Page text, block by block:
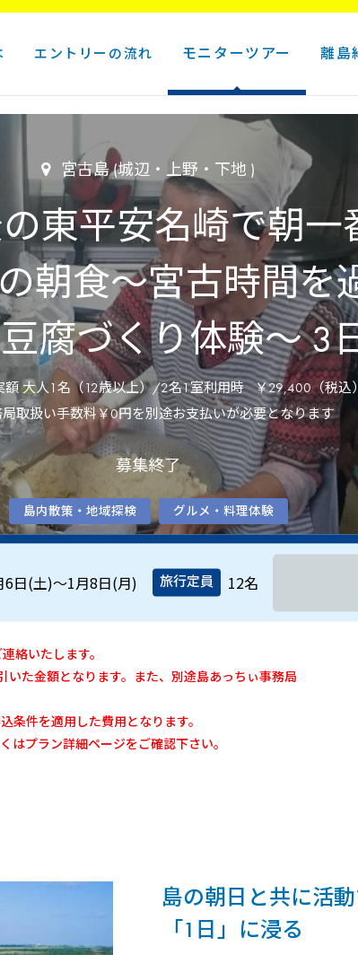
エントリーの流れ モニターツアー 離島
宮古島 (城辺・上野・下地 )
東平安名崎で朝一
朝食～宮古時間を
腐づくり体験～ 3
額 大人1名（12歳以上）/2名1室利用時 ￥29,400（税込）
取扱い手数料￥0円を別途お支払いが必要となります
募集終了
島内散策・地域探検 グルメ・料理体験
6日(土)〜1月8日(月) 旅行定員 12名
絡いたします。
た金額となります。また、別途島あっちぃ事務局
件を適用した費用となります。
プラン詳細ページをご確認下さい。
島の朝日と共に活
「1日」に浸る